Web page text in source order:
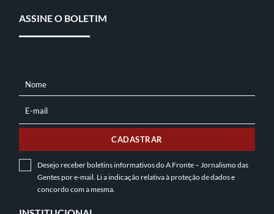
ASSINE O BOLETIM
NOME
Nome
MAIL
E-mail
CADASTRAR
Desejo receber boletins informativos do A Fronte – Jornalismo das
Gentes por e-mail. Li a indicação relativa àproteção de dadose
concordo com a mesma.